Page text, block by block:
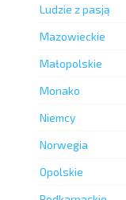
Ludzie z pasją
Mazowieckie
Małopolskie
Monako
Niemcy
Norwegia
Opolskie